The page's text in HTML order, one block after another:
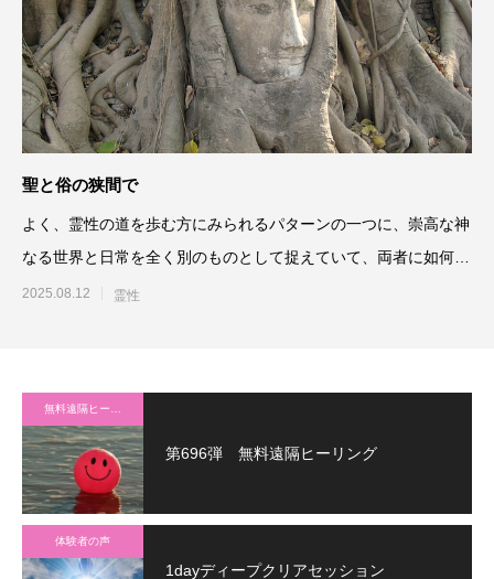
聖と俗の狭間で
よく、霊性の道を歩む方にみられるパターンの一つに、崇高な神
なる世界と日常を全く別のものとして捉えていて、両者に如何に
折り合いをつけるか
2025.08.12 霊性
第696弾 無料遠隔ヒーリング
体験者の声
1dayディープクリアセッション